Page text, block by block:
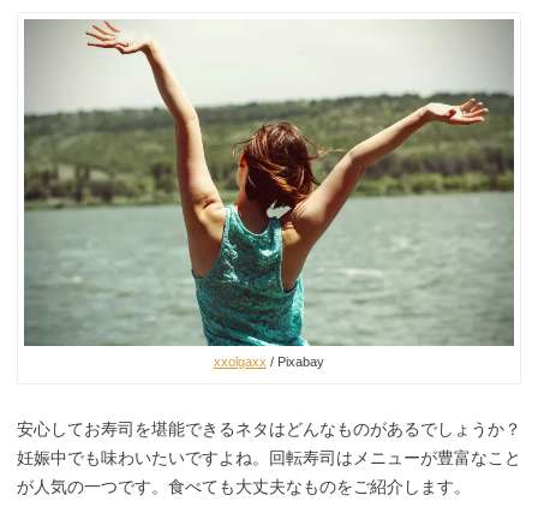
xxolgaxx / Pixabay
安心してお寿司を堪能できるネタはどんなものがあるでしょうか？
妊娠中でも味わいたいですよね。回転寿司はメニューが豊富なこと
が人気の一つです。食べても大丈夫なものをご紹介します。